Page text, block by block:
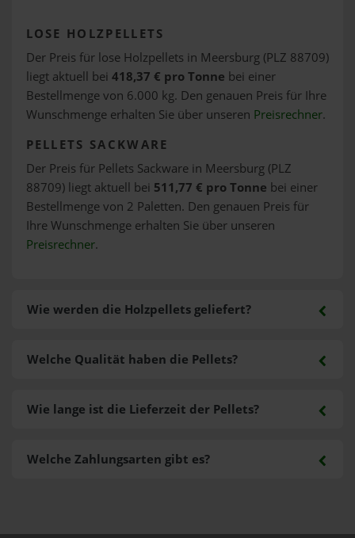
LOSE HOLZPELLETS
Der Preis für lose Holzpellets in Meersburg (PLZ 88709)
liegt aktuell bei 418,37 € pro Tonne bei einer
Bestellmenge von 6.000 kg. Den genauen Preis für Ihre
Wunschmenge erhalten Sie über unseren Preisrechner.
PELLETS SACKWARE
Der Preis für Pellets Sackware in Meersburg (PLZ
88709) liegt aktuell bei 511,77 € pro Tonne bei einer
Bestellmenge von 2 Paletten. Den genauen Preis für
Ihre Wunschmenge erhalten Sie über unseren
Preisrechner.
Wie werden die Holzpellets geliefert?
Welche Zahlungsarten gibt es?
Welche Qualität haben die Pellets?
Wie lange ist die Lieferzeit der Pellets?